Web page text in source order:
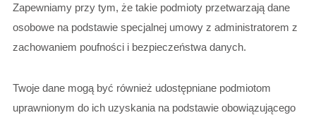
Zapewniamy przy tym, że takie podmioty przetwarzają dane
osobowe na podstawie specjalnej umowy z administratorem z
zachowaniem poufności i bezpieczeństwa danych.
Twoje dane mogą być również udostępniane podmiotom
uprawnionym do ich uzyskania na podstawie obowiązującego